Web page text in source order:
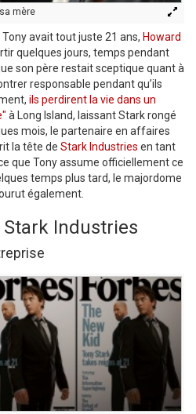
mère
avait tout juste 21 ans, Howard
quelques jours, temps pendant
son père restait sceptique quant à
responsable pendant qu’ils
ils perdirent la vie dans un
à Long Island, laissant Stark rongé
mois, le partenaire en affaires
la tête de Stark Industries en tant
que Tony assume officiellement ce
temps plus tard, le majordome
également.
Stark Industries